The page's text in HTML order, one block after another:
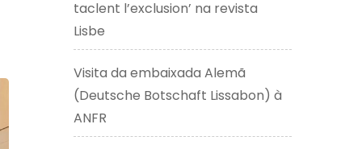
taclent l’exclusion’ na revista
Lisbe
Visita da embaixada Alemã
(Deutsche Botschaft Lissabon) à
ANFR